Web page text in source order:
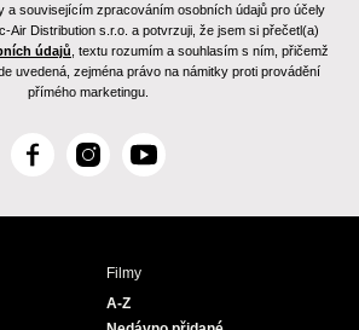
a souvisejícím zpracováním osobních údajů pro účely
Air Distribution s.r.o. a potvrzuji, že jsem si přečetl(a)
údajů , textu rozumím a souhlasím s ním, přičemž
uvedená, zejména právo na námitky proti provádění
přímého marketingu.
F
c
I
s
Y
u
Filmy
A-Z